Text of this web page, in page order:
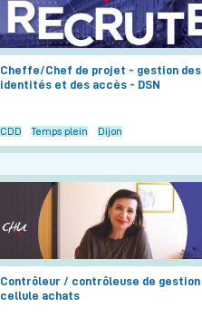
Cheffe/Chef de projet - gestion des
identités et des accès - DSN
CDD Temps plein Dijon
Contrôleur / contrôleuse de gestion
cellule achats